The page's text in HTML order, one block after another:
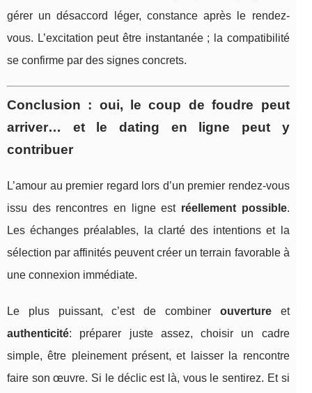
gérer un désaccord léger, constance après le rendez-
vous. L’excitation peut être instantanée ; la compatibilité
se confirme par des signes concrets.
Conclusion : oui, le coup de foudre peut
arriver… et le dating en ligne peut y
contribuer
L’amour au premier regard lors d’un premier rendez-vous
issu des rencontres en ligne est réellement possible.
Les échanges préalables, la clarté des intentions et la
sélection par affinités peuvent créer un terrain favorable à
une connexion immédiate.
Le plus puissant, c’est de combiner ouvertureet
authenticité: préparer juste assez, choisir un cadre
simple, être pleinement présent, et laisser la rencontre
faire son œuvre. Si le déclic est là, vous le sentirez. Et si